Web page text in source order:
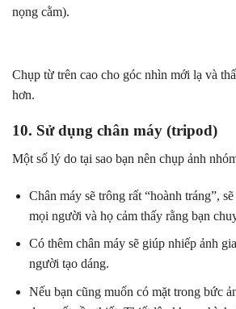
nọng cằm).
Chụp từ trên cao cho góc nhìn mới lạ và
hơn.
10. Sử dụng chân máy (tripod)
Một số lý do tại sao bạn nên chụp ảnh
Chân máy sẽ trông rất “hoành tráng”,
mọi người và họ cảm thấy rằng bạn
Có thêm chân máy sẽ giúp nhiếp ảnh
người tạo dáng.
Nếu bạn cũng muốn có mặt trong bức